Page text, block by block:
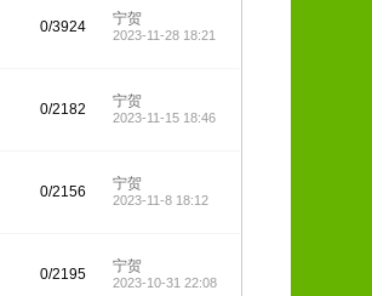
0/3924 宁贺
2023-11-28 18:21
0/2182 宁贺
2023-11-15 18:46
0/2156 宁贺
2023-11-8 18:12
0/2195 宁贺
2023-10-31 22:08